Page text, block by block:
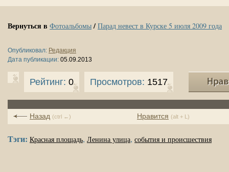
Вернуться в Фотоальбомы/ Парад невест в Курске 5 июля 2009 года
Опубликовал: Редакция
Дата публикации: 05.09.2013
Рейтинг: 0 Просмотров: 1517
Нравится (alt + L)
Назад (ctrl ←)
Тэги: Красная площадь, Ленина улица, события и происшествия